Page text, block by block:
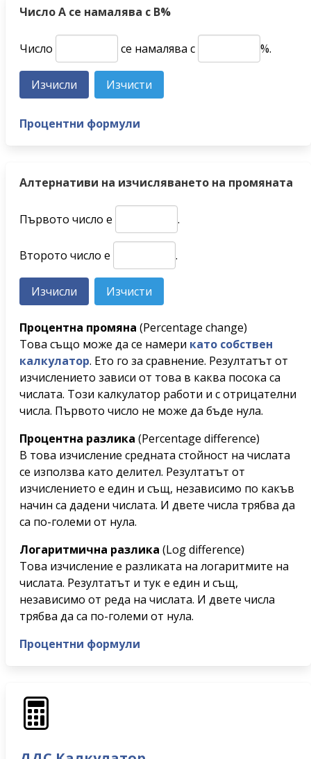
Число A се намалява с B%
Число се намалява с %.
Процентни формули
Алтернативи на изчисляването на промяната
Първото число е .
Второто число е .
Процентна промяна (Percentage change)
Това също може да се намери като собствен
калкулатор. Ето го за сравнение. Резултатът от
изчислението зависи от това в каква посока са
числата. Този калкулатор работи и с отрицателни
числа. Първото число не може да бъде нула.
Процентна разлика (Percentage difference)
В това изчисление средната стойност на числата
се използва като делител. Резултатът от
изчислението е един и същ, независимо по какъв
начин са дадени числата. И двете числа трябва да
са по-големи от нула.
Логаритмична разлика (Log difference)
Това изчисление е разликата на логаритмите на
числата. Резултатът и тук е един и същ,
независимо от реда на числата. И двете числа
трябва да са по-големи от нула.
Процентни формули